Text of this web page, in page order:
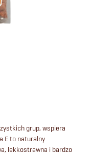
grup, wspiera
E to naturalny
lekkostrawna i bardzo